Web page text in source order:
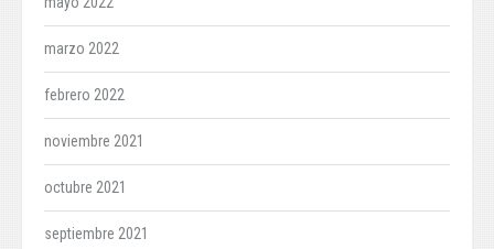
marzo 2022
febrero 2022
noviembre 2021
octubre 2021
septiembre 2021